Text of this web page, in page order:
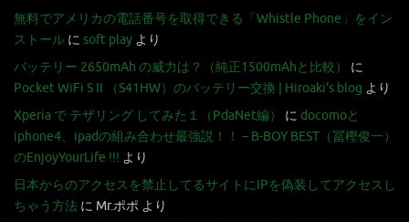
無料でアメリカの電話番号を取得できる「Whistle Phone」をイン
ストール に soft play より
バッテリー 2650mAh の威力は？（純正1500mAhと比較）
に
Pocket WiFi S II （S41HW）のバッテリー交換 | Hiroaki's blog より
Xperia で テザリング してみた１（PdaNet編）
に docomoと
iphone4、ipadの組み合わせ最強説！！ – B-BOY BEST（冨樫俊一）
のEnjoyYourLife !!! より
日本からのアクセスを禁止してるサイトにIPを偽装してアクセスし
ちゃう方法 に Mr.ポポ より